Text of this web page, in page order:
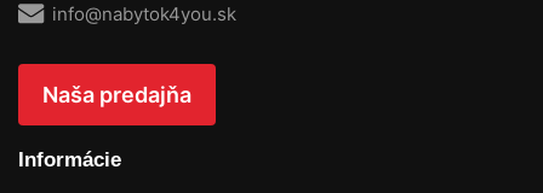
info@nabytok4you.sk
Naša predajňa
Informácie